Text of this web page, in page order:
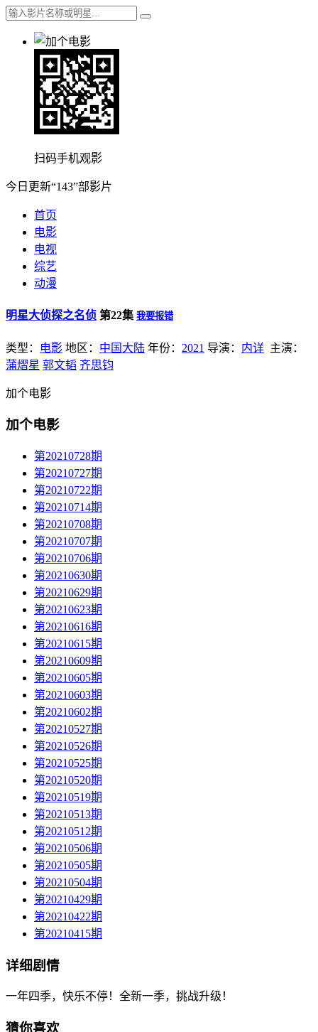
扫码手机观影
今日更新“143”部影片
首页
电影
电视
综艺
动漫
明星大侦探之名侦 第22集 我要报错
类型： 电影 地区： 中国大陆 年份： 2021 导演： 内详 主演：
蒲熠星 郭文韬 齐思钧
加个电影
加个电影
第20210728期
第20210727期
第20210722期
第20210714期
第20210708期
第20210707期
第20210706期
第20210630期
第20210629期
第20210623期
第20210616期
第20210615期
第20210609期
第20210605期
第20210603期
第20210602期
第20210527期
第20210526期
第20210525期
第20210520期
第20210519期
第20210513期
第20210512期
第20210506期
第20210505期
第20210504期
第20210429期
第20210422期
第20210415期
详细剧情
一年四季，快乐不停！全新一季，挑战升级！
猜你喜欢